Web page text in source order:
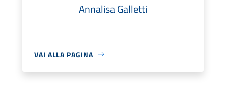
Annalisa Galletti
VAI ALLA PAGINA